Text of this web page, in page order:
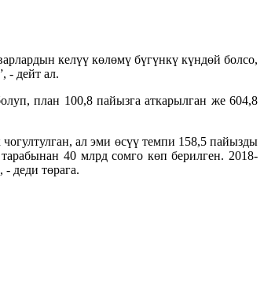
келүү көлөмү бүгүнкү күндөй болсо,
- дейт ал.
план 100,8 пайызга аткарылган же 604,8
ал эми өсүү темпи 158,5 пайызды
40 млрд сомго көп берилген. 2018-
деди төрага.